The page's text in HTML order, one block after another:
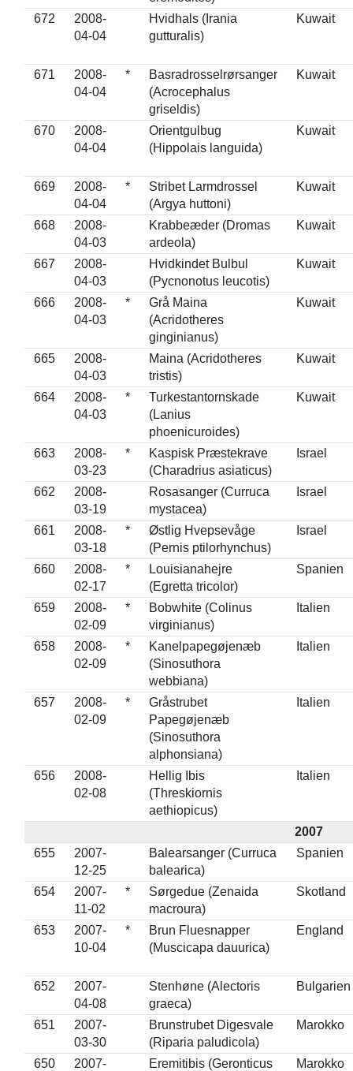
672
2008-
04-04
Hvidhals (Irania
gutturalis)
Kuwait
671
2008-
04-04
*
Basradrosselrørsanger
(Acrocephalus
griseldis)
Kuwait
670
2008-
04-04
Orientgulbug
(Hippolais languida)
Kuwait
669
2008-
04-04
*
Stribet Larmdrossel
(Argya huttoni)
Kuwait
668
2008-
04-03
Krabbeæder (Dromas
ardeola)
Kuwait
667
2008-
04-03
Hvidkindet Bulbul
(Pycnonotus leucotis)
Kuwait
666
2008-
04-03
*
Grå Maina
(Acridotheres
ginginianus)
Kuwait
665
2008-
04-03
Maina (Acridotheres
tristis)
Kuwait
664
2008-
04-03
*
Turkestantornskade
(Lanius
phoenicuroides)
Kuwait
663
2008-
03-23
*
Kaspisk Præstekrave
(Charadrius asiaticus)
Israel
662
2008-
03-19
Rosasanger (Curruca
mystacea)
Israel
661
2008-
03-18
*
Østlig Hvepsevåge
(Pernis ptilorhynchus)
Israel
660
2008-
02-17
*
Louisianahejre
(Egretta tricolor)
Spanien
659
2008-
02-09
*
Bobwhite (Colinus
virginianus)
Italien
658
2008-
02-09
*
Kanelpapegøjenæb
(Sinosuthora
webbiana)
Italien
657
2008-
02-09
*
Gråstrubet
Papegøjenæb
(Sinosuthora
alphonsiana)
Italien
656
2008-
02-08
Hellig Ibis
(Threskiornis
aethiopicus)
Italien
2007
655
2007-
12-25
Balearsanger (Curruca
balearica)
Spanien
654
2007-
11-02
*
Sørgedue (Zenaida
macroura)
Skotland
653
2007-
10-04
*
Brun Fluesnapper
(Muscicapa dauurica)
England
652
2007-
04-08
Stenhøne (Alectoris
graeca)
Bulgarien
651
2007-
03-30
Brunstrubet Digesvale
(Riparia paludicola)
Marokko
650
2007-
Eremitibis (Geronticus
Marokko